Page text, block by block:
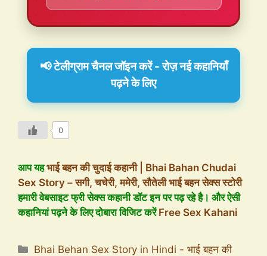
📢 टेलीग्राम चैनल जॉइन करें - रोज़ नई कहानियाँ
पढ़ने के लिए
0
आप यहभाई बहन की चुदाई कहानी | Bhai Bahan Chudai
Sex Story – सगी, चचेरी, ममेरी, सौतेली भाई बहन सेक्स स्टोरी
हमारी वेबसाइट फ्री सेक्स कहानी डॉट इन पर पढ़ रहे है। और ऐसी
कहानियां पढ़ने के लिए दोबारा विजिट करेंFree Sex Kahani
Bhai Behan Sex Story in Hindi - भाई बहन की